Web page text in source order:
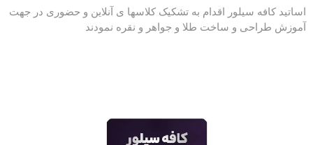
اساتید کافه سیلور اقدام به تشکیک کلاسها ی آنلاین و حضوری در جهت
آموزش طراحی و ساخت طلا و جواهر و نقره نمودند